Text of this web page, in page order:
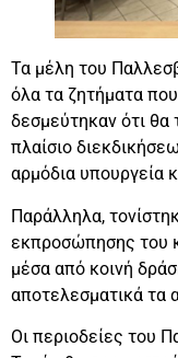
Τα μέλη του
όλα τα ζητήματα
δεσμεύτηκαν ότι θα
πλαίσιο
αρμόδια υπουργεία
Παράλληλα,
εκπροσώπησης του
μέσα από κοινή
αποτελεσματικά τα
Οι περιοδείες του